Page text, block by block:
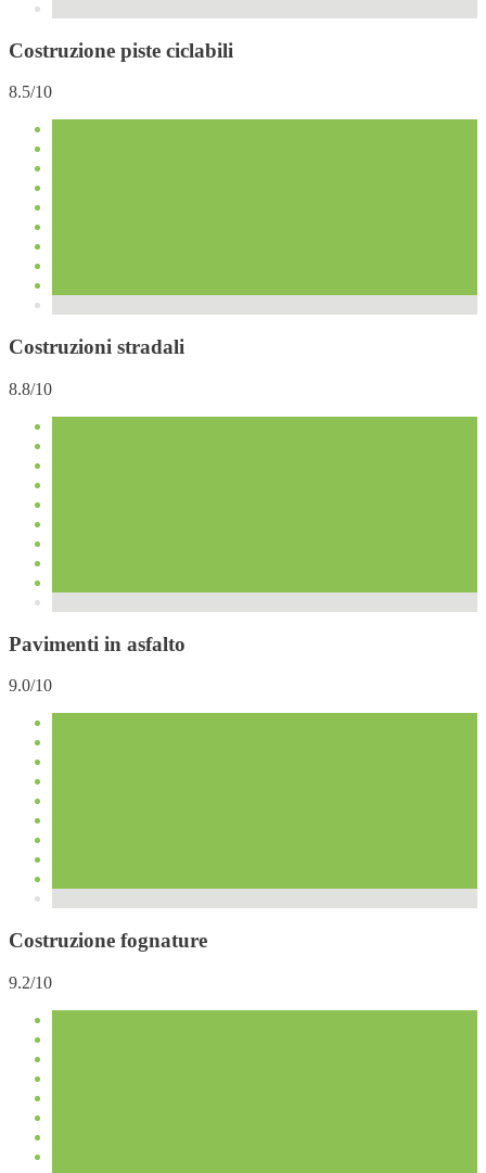
Costruzione piste ciclabili
8.5/10
Costruzioni stradali
8.8/10
Pavimenti in asfalto
9.0/10
Costruzione fognature
9.2/10